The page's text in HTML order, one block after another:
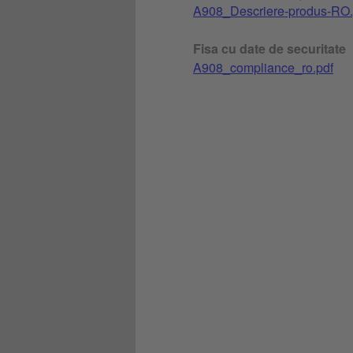
A908_Descriere-produs-
Fisa cu date de securitate
A908_compliance_ro.pdf